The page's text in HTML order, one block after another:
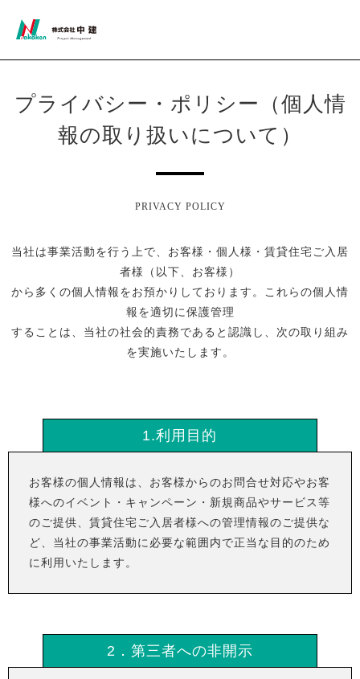
プライバシー・ポリシー（個人情
報の取り扱いについて）
PRIVACY POLICY
当社は事業活動を行う上で、お客様・個人様・賃貸住宅ご入居
者様（以下、お客様）
から多くの個人情報をお預かりしております。これらの個人情
報を適切に保護管理
することは、当社の社会的責務であると認識し、次の取り組み
を実施いたします。
1.利用目的
お客様の個人情報は、お客様からのお問合せ対応やお客
様へのイベント・キャンペーン・新規商品やサービス等
のご提供、賃貸住宅ご入居者様への管理情報のご提供な
ど、当社の事業活動に必要な範囲内で正当な目的のため
に利用いたします。
2．第三者への非開示